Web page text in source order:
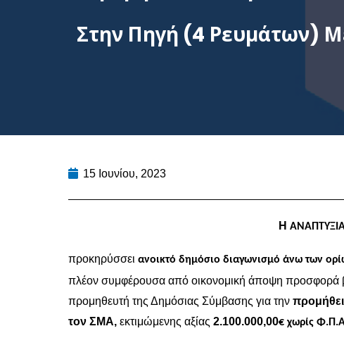
Στην Πηγή (4 Ρευμάτων)
15 Ιουνίου, 2023
Η
προκηρύσσει ανοικτό δημόσιο διαγωνισμό άνω των
πλέον συμφέρουσα από οικονομική άποψη προσφορά
προμηθευτή της Δημόσιας Σύμβασης για την
τον ΣΜΑ, εκτιμώμενης αξίας 2.100.000,00€ χωρίς